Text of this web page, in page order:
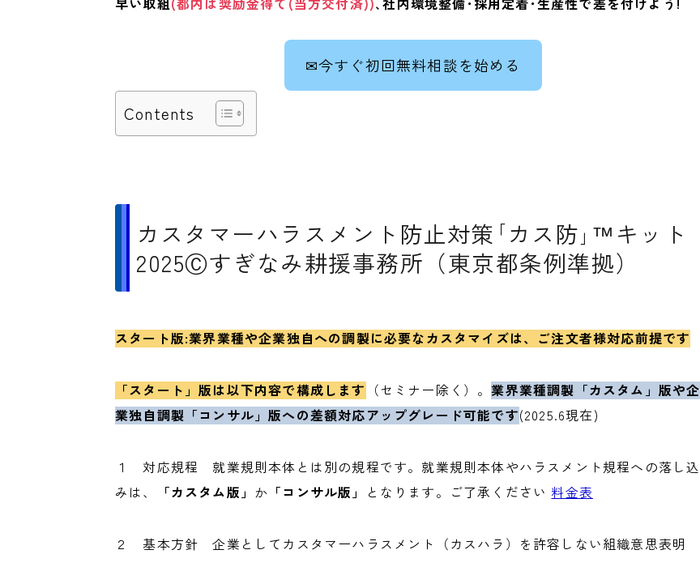
✉今すぐ初回無料相談を始める
Contents
カスタマーハラスメント防止対策｢カス防｣™キット
2025Ⓒすぎなみ耕援事務所（東京都条例準拠）
スタート版:業界業種や企業独自への調製に必要なカスタマイズは、ご注文者様対応前提です
「スタート」版は以下内容で構成します （セミナー除く）。業界業種調製 「カスタム」版や企
業独自調製「コンサル」版への差額対応アップグレード可能です(2025.6現在)
１ 対応規程 就業規則本体とは別の規程です。就業規則本体やハラスメント規程への落し込
みは、
「カスタム版」 か 「コンサル版」 となります。ご了承ください 料金表
２ 基本方針 企業としてカスタマーハラスメント（カスハラ）を許容しない組織意思表明